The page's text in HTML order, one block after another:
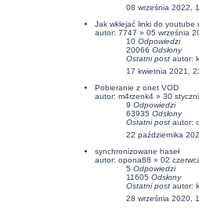
08 września 2022,
Jak wklejać linki do youtube
autor: 7747 » 05 września
10 Odpowiedzi
20066 Odsłony
Ostatni post autor:
17 kwietnia 2021,
Pobieranie z onet VOD
autor: m4rzenk4» 30
9 Odpowiedzi
63935 Odsłony
Ostatni post autor:
22 października
synchronizowane haseł
autor: opona88 » 02
5 Odpowiedzi
11605 Odsłony
Ostatni post autor:
28 września 2020,